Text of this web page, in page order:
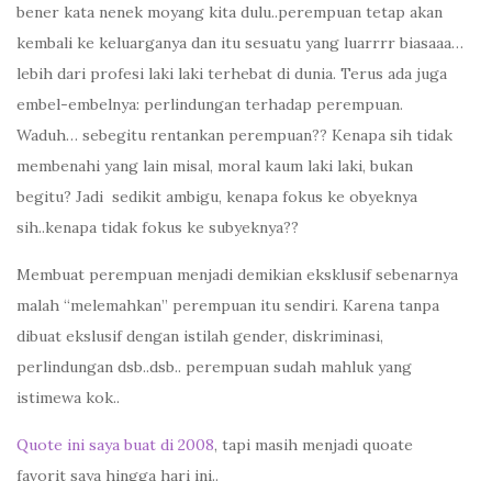
bener kata nenek moyang kita dulu..perempuan tetap akan
kembali ke keluarganya dan itu sesuatu yang luarrrr biasaaa…
lebih dari profesi laki laki terhebat di dunia. Terus ada juga
embel-embelnya: perlindungan terhadap perempuan.
Waduh… sebegitu rentankan perempuan?? Kenapa sih tidak
membenahi yang lain misal, moral kaum laki laki, bukan
begitu? Jadi sedikit ambigu, kenapa fokus ke obyeknya
sih..kenapa tidak fokus ke subyeknya??
Membuat perempuan menjadi demikian eksklusif sebenarnya
malah “melemahkan” perempuan itu sendiri. Karena tanpa
dibuat ekslusif dengan istilah gender, diskriminasi,
perlindungan dsb..dsb.. perempuan sudah mahluk yang
istimewa kok..
Quote ini saya buat di 2008, tapi masih menjadi quoate
favorit saya hingga hari ini..